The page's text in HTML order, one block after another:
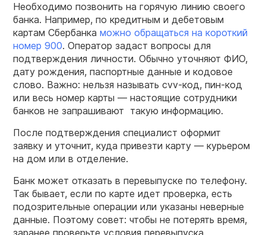
Необходимо позвонить на горячую линию своего
банка. Например, по кредитным и дебетовым
картам Сбербанка можно обращаться на короткий
номер 900. Оператор задаст вопросы для
подтверждения личности. Обычно уточняют ФИО,
дату рождения, паспортные данные и кодовое
слово. Важно: нельзя называть cvv-код, пин-код
или весь номер карты — настоящие сотрудники
банков не запрашивают такую информацию.
После подтверждения специалист оформит
заявку и уточнит, куда привезти карту — курьером
на дом или в отделение.
Банк может отказать в перевыпуске по телефону.
Так бывает, если по карте идет проверка, есть
подозрительные операции или указаны неверные
данные. Поэтому совет: чтобы не потерять время,